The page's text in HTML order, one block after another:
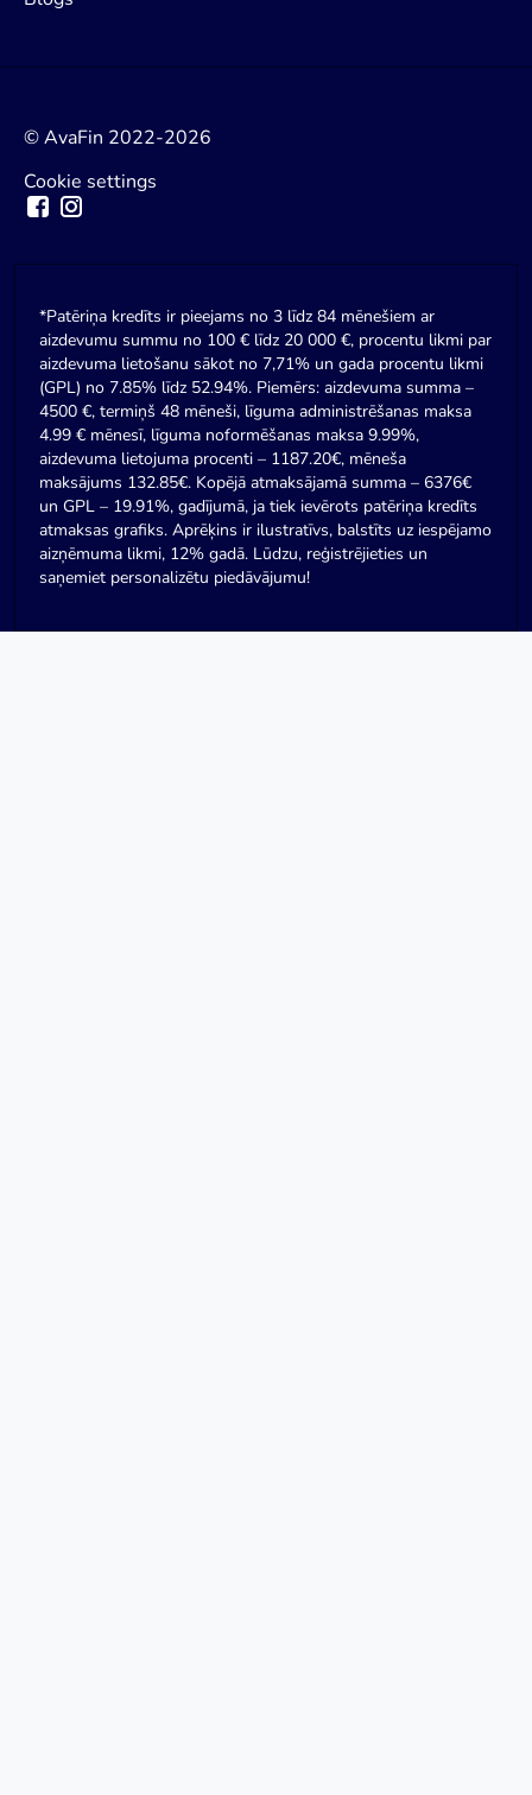
© AvaFin 2022-2026
Cookie settings
*Patēriņa kredīts ir pieejams no 3 līdz 84 mēnešiem ar
aizdevumu summu no 100 € līdz 20 000 €, procentu likmi par
aizdevuma lietošanu sākot no 7,71% un gada procentu likmi
(GPL) no 7.85% līdz 52.94%. Piemērs: aizdevuma summa –
4500 €, termiņš 48 mēneši, līguma administrēšanas maksa
4.99 € mēnesī, līguma noformēšanas maksa 9.99%,
aizdevuma lietojuma procenti – 1187.20€, mēneša
maksājums 132.85€. Kopējā atmaksājamā summa – 6376€
un GPL – 19.91%, gadījumā, ja tiek ievērots patēriņa kredīts
atmaksas grafiks. Aprēķins ir ilustratīvs, balstīts uz iespējamo
aizņēmuma likmi, 12% gadā. Lūdzu, reģistrējieties un
saņemiet personalizētu piedāvājumu!